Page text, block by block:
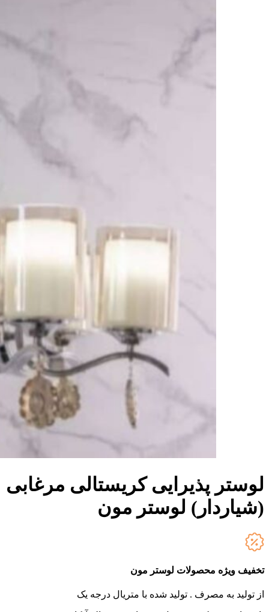
لوستر پذیرایی کریستالی مرغابی
(شیاردار) لوستر مون
تخفیف ویژه محصولات لوستر مون
از تولید به مصرف . تولید شده با متریال درجه یک